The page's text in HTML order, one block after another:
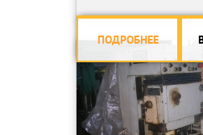
ПОДРОБНЕЕ